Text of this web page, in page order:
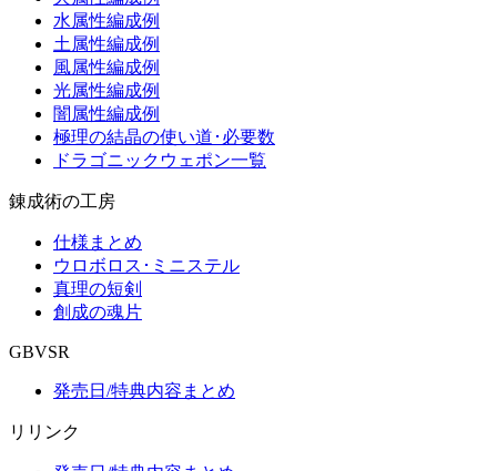
水属性編成例
土属性編成例
風属性編成例
光属性編成例
闇属性編成例
極理の結晶の使い道･必要数
ドラゴニックウェポン一覧
錬成術の工房
仕様まとめ
ウロボロス･ミニステル
真理の短剣
創成の魂片
GBVSR
発売日/特典内容まとめ
リリンク